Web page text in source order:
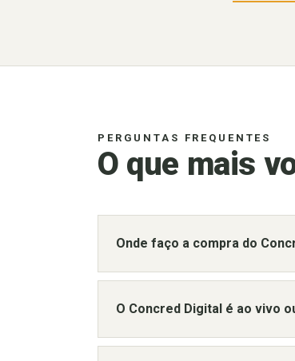
PERGUNTAS FREQUENTES
O que mais
Onde faço a compra do
O Concred Digital é ao vivo